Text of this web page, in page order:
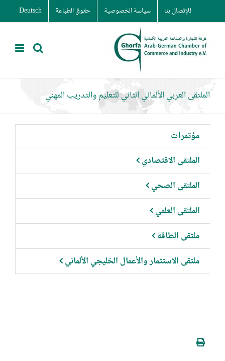
to
content
للإتصال بنا سياسة الخصوصية حقوق الطباعة Deutsch
الملتقى العربي الألماني الثاني للتعليم والتدريب المهني
مؤتمرات
الملتقى الاقتصادي
الملتقى الصحي
الملتقى العلمي
ملتقى الطاقة
ملتقى الاستثمار والأعمال الخليجي الألماني